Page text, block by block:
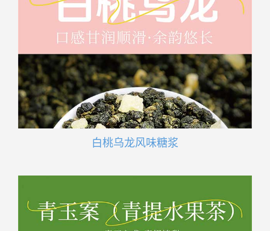
白桃乌龙风味糖浆